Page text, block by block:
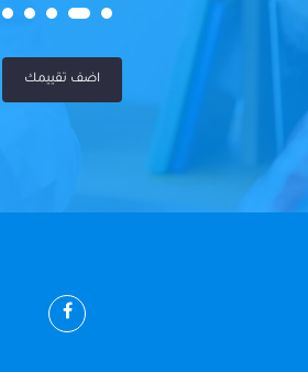
اضف تقييمك